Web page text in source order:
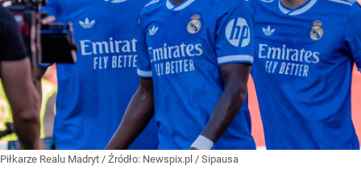
Piłkarze Realu Madryt / Źródło: Newspix.pl / Sipausa